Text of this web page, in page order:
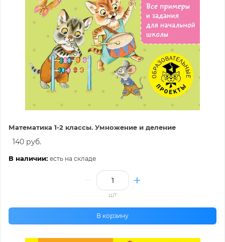
Математика 1-2 классы. Умножение и деление
140 руб.
В наличии: есть на складе
шт
В корзину